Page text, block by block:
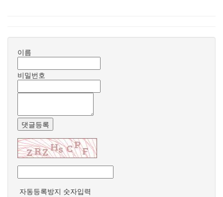
이름
비밀번호
댓글등록
자동등록방지 숫자입력